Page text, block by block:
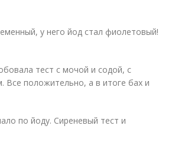
у него йод стал фиолетовый!
тест с мочой и содой, с
Все положительно, а в итоге бах и
по йоду. Сиреневый тест и